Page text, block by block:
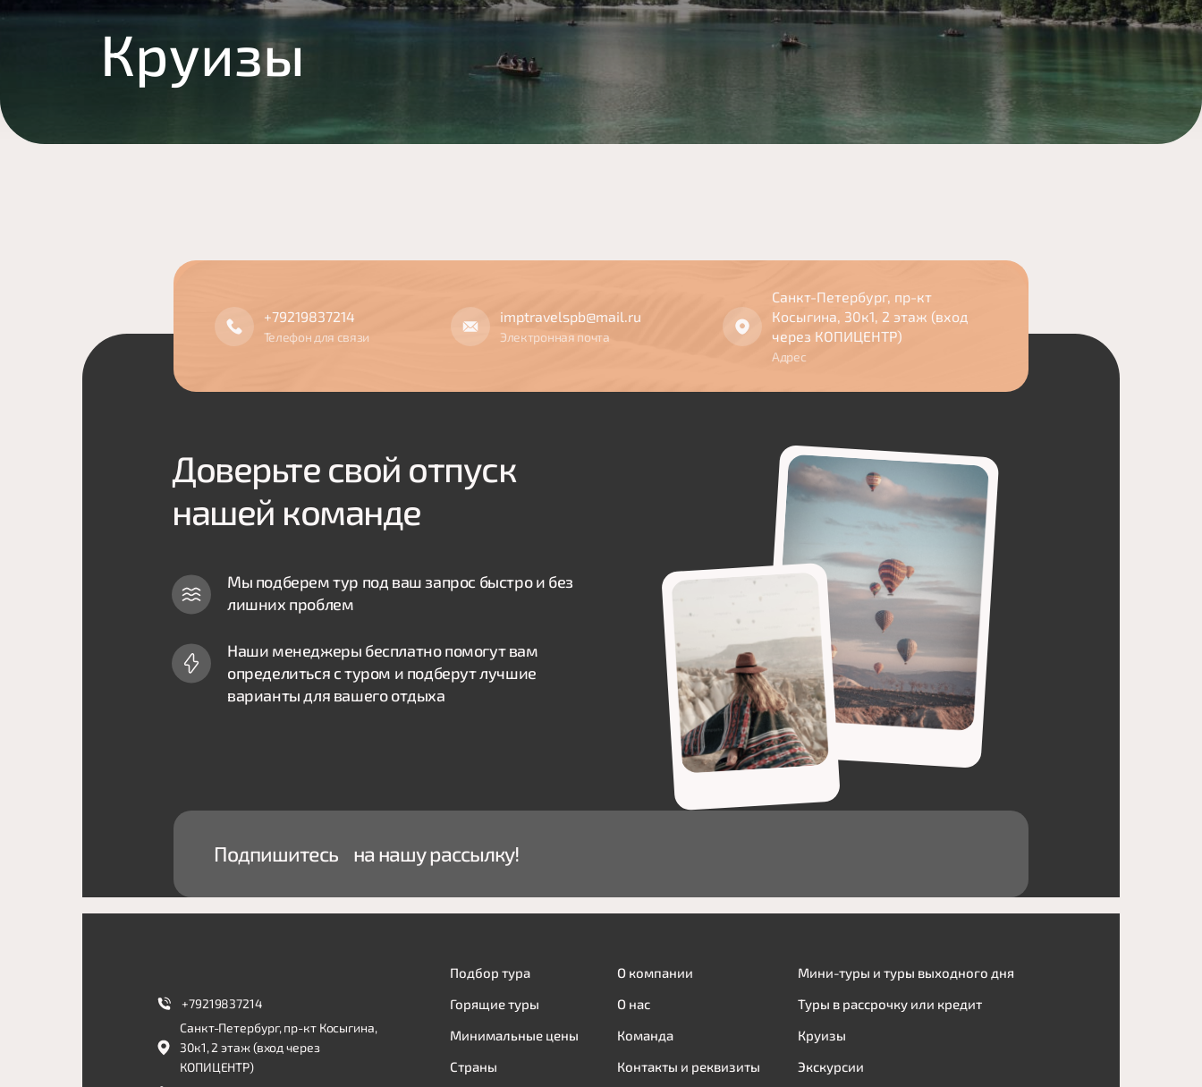
Круизы
+79219837214
Телефон для связи
imptravelspb@mail.ru
Электронная почта
Санкт-Петербург, пр-кт
Косыгина, 30к1, 2 этаж (вход
через КОПИЦЕНТР)
Адрес
Доверьте свой отпуск
нашей команде
Мы подберем тур под ваш запрос быстро и без
лишних проблем
Наши менеджеры бесплатно помогут вам
определиться с туром и подберут лучшие
варианты для вашего отдыха
Подпишитесь на нашу рассылку!
+79219837214
Санкт-Петербург, пр-кт Косыгина,
30к1, 2 этаж (вход через
КОПИЦЕНТР)
Подбор тура
Горящие туры
Минимальные цены
Страны
О компании
О нас
Команда
Контакты и реквизиты
Мини-туры и туры выходного дня
Туры в рассрочку или кредит
Круизы
Экскурсии